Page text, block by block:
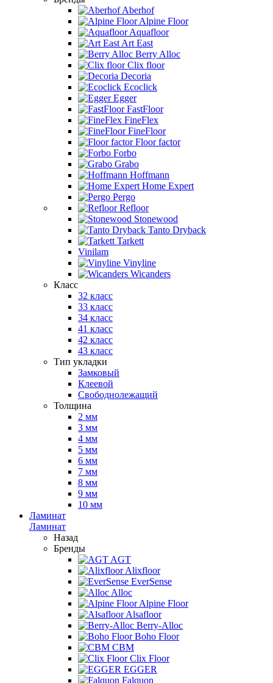
Aberhof
Alpine Floor
Aquafloor
Art East
Berry Alloc
Clix floor
Decoria
Ecoclick
Egger
FastFloor
FineFlex
FineFloor
Floor factor
Forbo
Grabo
Hoffmann
Home Expert
Pergo
Refloor
Stonewood
Tanto Dryback
Tarkett
Vinilam
Vinyline
Wicanders
Класс
32 класс
33 класс
34 класс
41 класс
42 класс
43 класс
Тип укладки
Замковый
Клеевой
Свободнолежащий
Толщина
2 мм
3 мм
4 мм
5 мм
6 мм
7 мм
8 мм
9 мм
10 мм
Ламинат
Ламинат
Назад
Бренды
AGT
Alixfloor
EverSense
Alloc
Alpine Floor
Alsafloor
Berry-Alloc
Boho Floor
CBM
Clix Floor
EGGER
Falquon